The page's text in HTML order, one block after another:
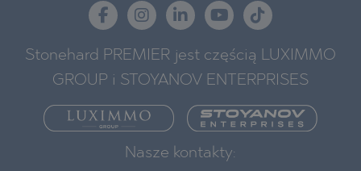
Stonehard PREMIER jest częścią LUXIMMO
GROUP i STOYANOV ENTERPRISES
Nasze kontakty: